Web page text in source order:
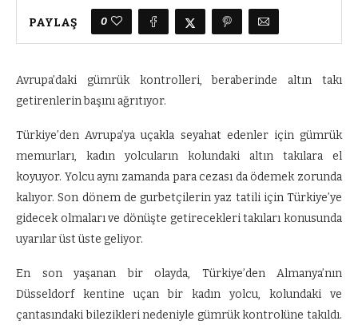
PAYLAŞ 0
Avrupa’daki gümrük kontrolleri, beraberinde altın takı
getirenlerin başını ağrıtıyor.
Türkiye’den Avrupa’ya uçakla seyahat edenler için gümrük
memurları, kadın yolcuların kolundaki altın takılara el
koyuyor. Yolcu aynı zamanda para cezası da ödemek zorunda
kalıyor. Son dönem de gurbetçilerin yaz tatili için Türkiye’ye
gidecek olmaları ve dönüşte getirecekleri takıları konusunda
uyarılar üst üste geliyor.
En son yaşanan bir olayda, Türkiye’den Almanya’nın
Düsseldorf kentine uçan bir kadın yolcu, kolundaki ve
çantasındaki bilezikleri nedeniyle gümrük kontrolüne takıldı.